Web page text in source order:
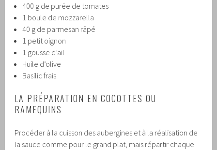
400 g de purée de tomates
1 boule de mozzarella
40 g de parmesan râpé
1 petit oignon
1 gousse d’ail
Huile d’olive
Basilic frais
LA PRÉPARATION EN COCOTTES OU
RAMEQUINS
Procéder à la cuisson des aubergines et à la réalisation de
la sauce comme pour le grand plat, mais répartir chaque